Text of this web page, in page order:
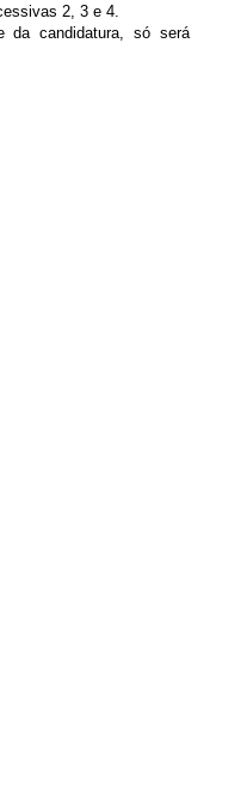
2, 3 e 4.
da candidatura, só será